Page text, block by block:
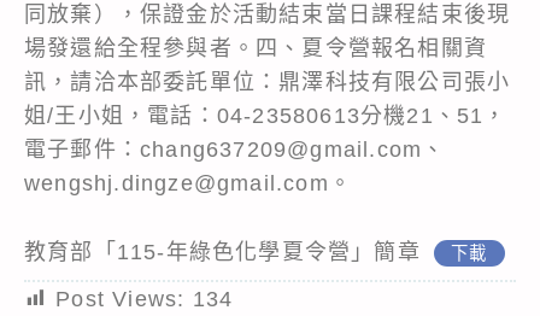
同放棄），保證金於活動結束當日課程結束後現
場發還給全程參與者。四、夏令營報名相關資
訊，請洽本部委託單位：鼎澤科技有限公司張小
姐/王小姐，電話：04-23580613分機21、51，
電子郵件：chang637209@gmail.com、
wengshj.dingze@gmail.com。
教育部「115-年綠色化學夏令營」簡章 下載
Post Views: 134